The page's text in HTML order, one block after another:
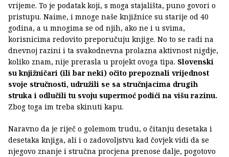
vrijeme. To je podatak koji, s moga stajališta, puno govori o
pristupu. Naime, i mnoge naše knjižnice su starije od 40
godina, a u mnogima se od njih, ako ne i u svima,
korisnicima redovito preporučuju knjige. No to se radi na
dnevnoj razini i ta svakodnevna prolazna aktivnost nigdje,
koliko znam, nije prerasla u projekt ovoga tipa. Slovenski
su knjižničari (ili bar neki) očito prepoznali vrijednost
svoje stručnosti, udružili se sa stručnjacima drugih
struka i odlučili tu svoju supermoć podići na višu razinu.
Zbog toga im treba skinuti kapu.
Naravno da je riječ o golemom trudu, o čitanju desetaka i
desetaka knjiga, ali i o zadovoljstvu kad čovjek vidi da se
njegovo znanje i stručna procjena prenose dalje, pogotovo